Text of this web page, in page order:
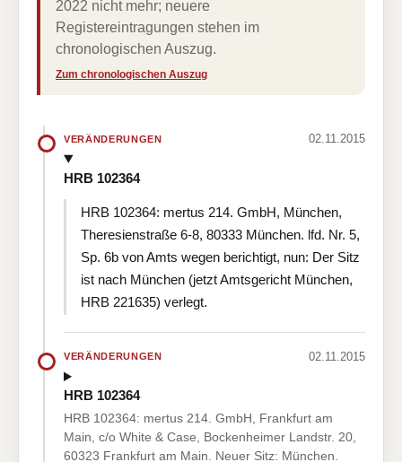
2022 nicht mehr; neuere
Registereintragungen stehen im
chronologischen Auszug.
Zum chronologischen Auszug
VERÄNDERUNGEN 02.11.2015
HRB 102364
HRB 102364: mertus 214. GmbH, München,
Theresienstraße 6-8, 80333 München. lfd. Nr. 5,
Sp. 6b von Amts wegen berichtigt, nun: Der Sitz
ist nach München (jetzt Amtsgericht München,
HRB 221635) verlegt.
VERÄNDERUNGEN 02.11.2015
HRB 102364
HRB 102364: mertus 214. GmbH, Frankfurt am
Main, c/o White & Case, Bockenheimer Landstr. 20,
60323 Frankfurt am Main. Neuer Sitz: München.